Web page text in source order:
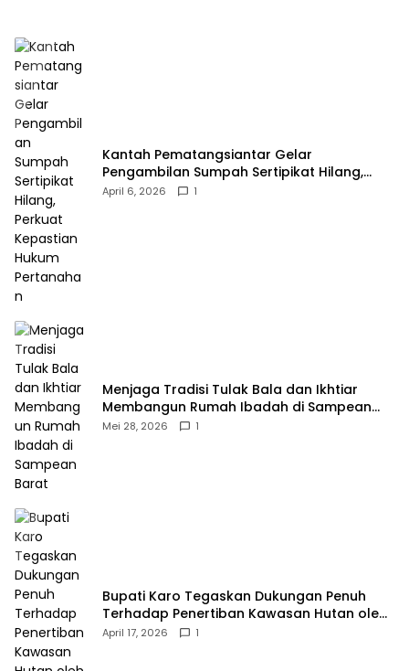
Kantah Pematangsiantar Gelar
Pengambilan Sumpah Sertipikat Hilang,
Perkuat Kepastian Hukum Pertanahan
April 6, 2026 1
Menjaga Tradisi Tulak Bala dan Ikhtiar
Membangun Rumah Ibadah di Sampean
Barat
Mei 28, 2026 1
Bupati Karo Tegaskan Dukungan Penuh
Terhadap Penertiban Kawasan Hutan oleh
Pemerintah Pusat
April 17, 2026 1